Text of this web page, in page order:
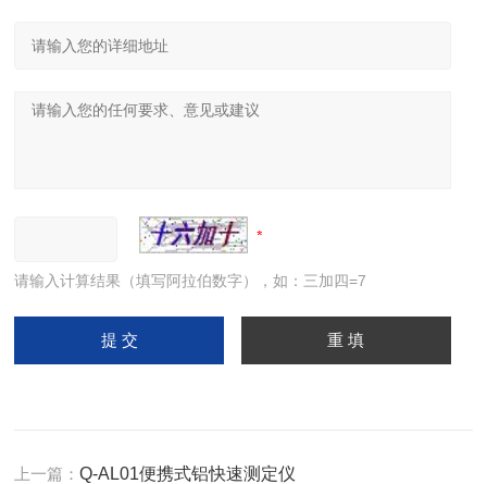
请输入计算结果（填写阿拉伯数字），如：三加四=7
上一篇：Q-AL01便携式铝快速测定仪